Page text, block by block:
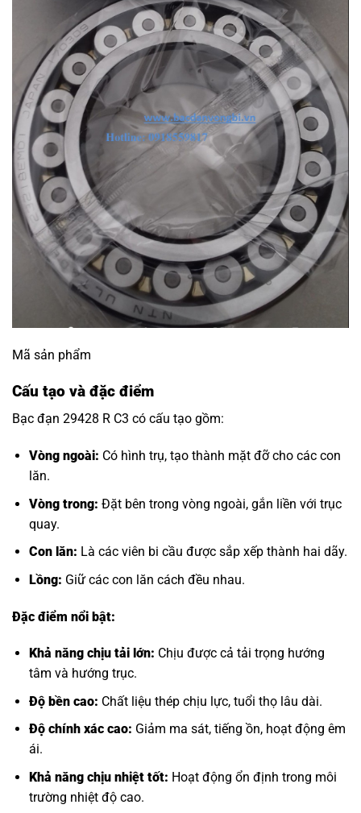
Mã sản phẩm
Cấu tạo và đặc điểm
Bạc đạn 29428 R C3 có cấu tạo gồm:
Vòng ngoài: Có hình trụ, tạo thành mặt đỡ cho các con
lăn.
Vòng trong: Đặt bên trong vòng ngoài, gắn liền với trục
quay.
Con lăn: Là các viên bi cầu được sắp xếp thành hai dãy.
Lồng: Giữ các con lăn cách đều nhau.
Đặc điểm nổi bật:
Khả năng chịu tải lớn: Chịu được cả tải trọng hướng
tâm và hướng trục.
Độ bền cao: Chất liệu thép chịu lực, tuổi thọ lâu dài.
Độ chính xác cao: Giảm ma sát, tiếng ồn, hoạt động êm
ái.
Khả năng chịu nhiệt tốt: Hoạt động ổn định trong môi
trường nhiệt độ cao.